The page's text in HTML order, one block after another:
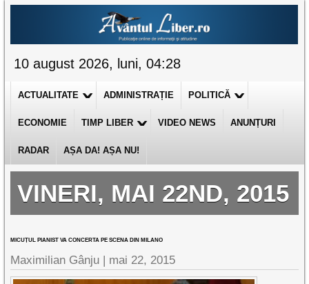
10 august 2026, luni, 04:28
ACTUALITATE ADMINISTRAȚIE POLITICĂ
ECONOMIE TIMP LIBER VIDEO NEWS ANUNȚURI
RADAR AȘA DA! AȘA NU!
VINERI, MAI 22ND, 2015
MICUȚUL PIANIST VA CONCERTA PE SCENA DIN MILANO
Maximilian Gânju | mai 22, 2015